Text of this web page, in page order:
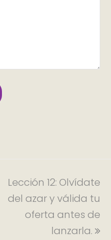
Lección 12: Olvídate
del azar y válida tu
oferta antes de
lanzarla.